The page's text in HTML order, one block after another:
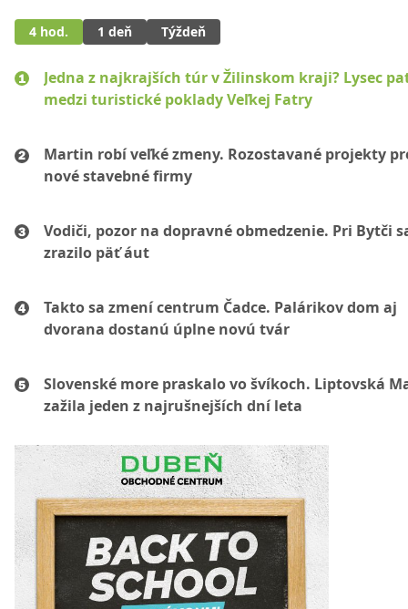
4 hod. 1 deň Týždeň
Jedna z najkrajších túr v Žilinskom kraji? Lysec
medzi turistické poklady Veľkej Fatry
Martin robí veľké zmeny. Rozostavané projekty
nové stavebné firmy
Vodiči, pozor na dopravné obmedzenie. Pri Bytči
zrazilo päť áut
Takto sa zmení centrum Čadce. Palárikov dom aj
dvorana dostanú úplne novú tvár
Slovenské more praskalo vo švíkoch. Liptovská
zažila jeden z najrušnejších dní leta